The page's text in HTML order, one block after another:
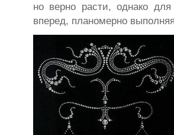
но верно расти, однако
вперед, планомерно